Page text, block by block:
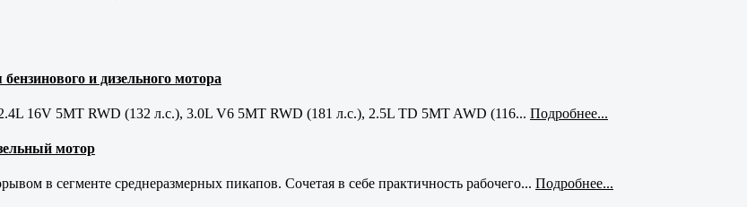
и дизельного мотора
16V 5MT RWD (132 л.с.), 3.0L V6 5MT RWD (181 л.с.), 2.5L TD 5MT AWD (116... Подробнее...
мотор
в сегменте среднеразмерных пикапов. Сочетая в себе практичность рабочего... Подробнее...